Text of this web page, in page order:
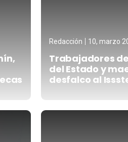
Redacción 10, marzo
Trabajadores
del Estado y
desfalco al